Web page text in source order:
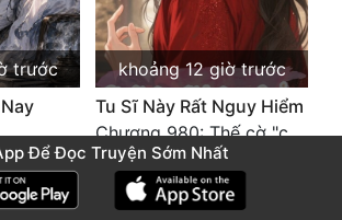
trước
Chương 420: Tâm linh thích ứng (2)
khoảng 12 giờ trước
Tu Sĩ Này Rất Nguy Hiểm
Chương 980: Thế cờ "chết đi sống"
Để Đọc Truyện Sớm Nhất